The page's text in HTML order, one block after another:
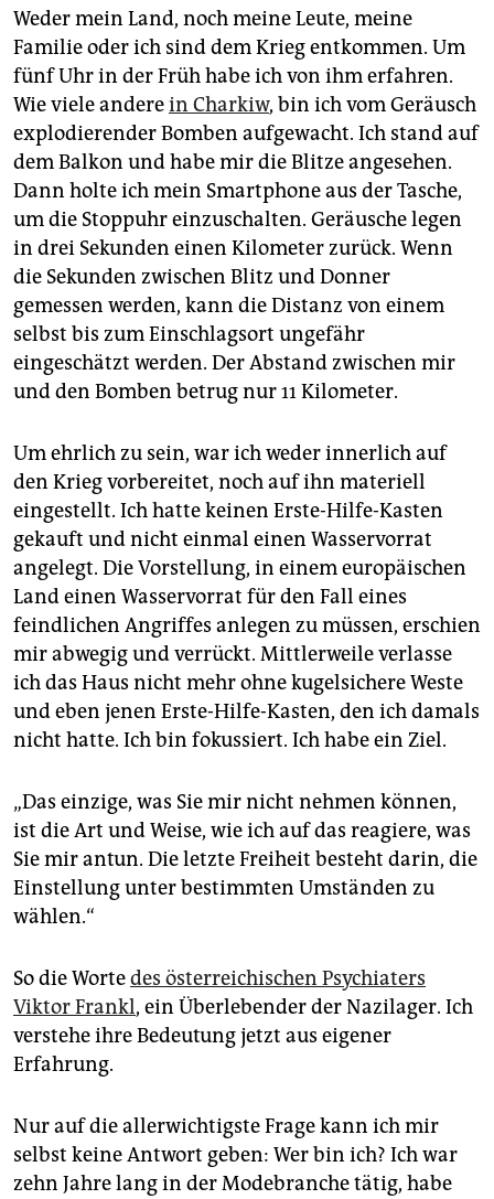
Weder mein Land, noch meine Leute, meine
Familie oder ich sind dem Krieg entkommen. Um
fünf Uhr in der Früh habe ich von ihm erfahren.
Wie viele anderein Charkiw, bin ich vom Geräusch
explodierender Bomben aufgewacht. Ich stand auf
dem Balkon und habe mir die Blitze angesehen.
Dann holte ich mein Smartphone aus der Tasche,
um die Stoppuhr einzuschalten. Geräusche legen
in drei Sekunden einen Kilometer zurück. Wenn
die Sekunden zwischen Blitz und Donner
gemessen werden, kann die Distanz von einem
selbst bis zum Einschlagsort ungefähr
eingeschätzt werden. Der Abstand zwischen mir
und den Bomben betrug nur 11 Kilometer.
Um ehrlich zu sein, war ich weder innerlich auf
den Krieg vorbereitet, noch auf ihn materiell
eingestellt. Ich hatte keinen Erste-Hilfe-Kasten
gekauft und nicht einmal einen Wasservorrat
angelegt. Die Vorstellung, in einem europäischen
Land einen Wasservorrat für den Fall eines
feindlichen Angriffes anlegen zu müssen, erschien
mir abwegig und verrückt. Mittlerweile verlasse
ich das Haus nicht mehr ohne kugelsichere Weste
und eben jenen Erste-Hilfe-Kasten, den ich damals
nicht hatte. Ich bin fokussiert. Ich habe ein Ziel.
„Das einzige, was Sie mir nicht nehmen können,
ist die Art und Weise, wie ich auf das reagiere, was
Sie mir antun. Die letzte Freiheit besteht darin, die
Einstellung unter bestimmten Umständen zu
wählen.“
So die Wortedes österreichischen Psychiaters
Viktor Frankl, ein Überlebender der Nazilager. Ich
verstehe ihre Bedeutung jetzt aus eigener
Erfahrung.
Nur auf die allerwichtigste Frage kann ich mir
selbst keine Antwort geben: Wer bin ich? Ich war
zehn Jahre lang in der Modebranche tätig, habe